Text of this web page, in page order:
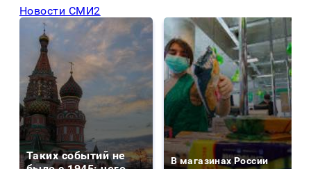
Новости СМИ2
Таких событий не
В магазинах России